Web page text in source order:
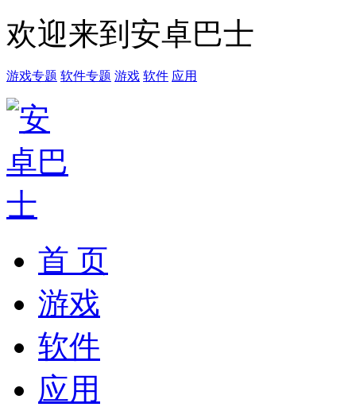
欢迎来到安卓巴士
游戏专题 软件专题 游戏 软件 应用
首 页
游戏
软件
应用